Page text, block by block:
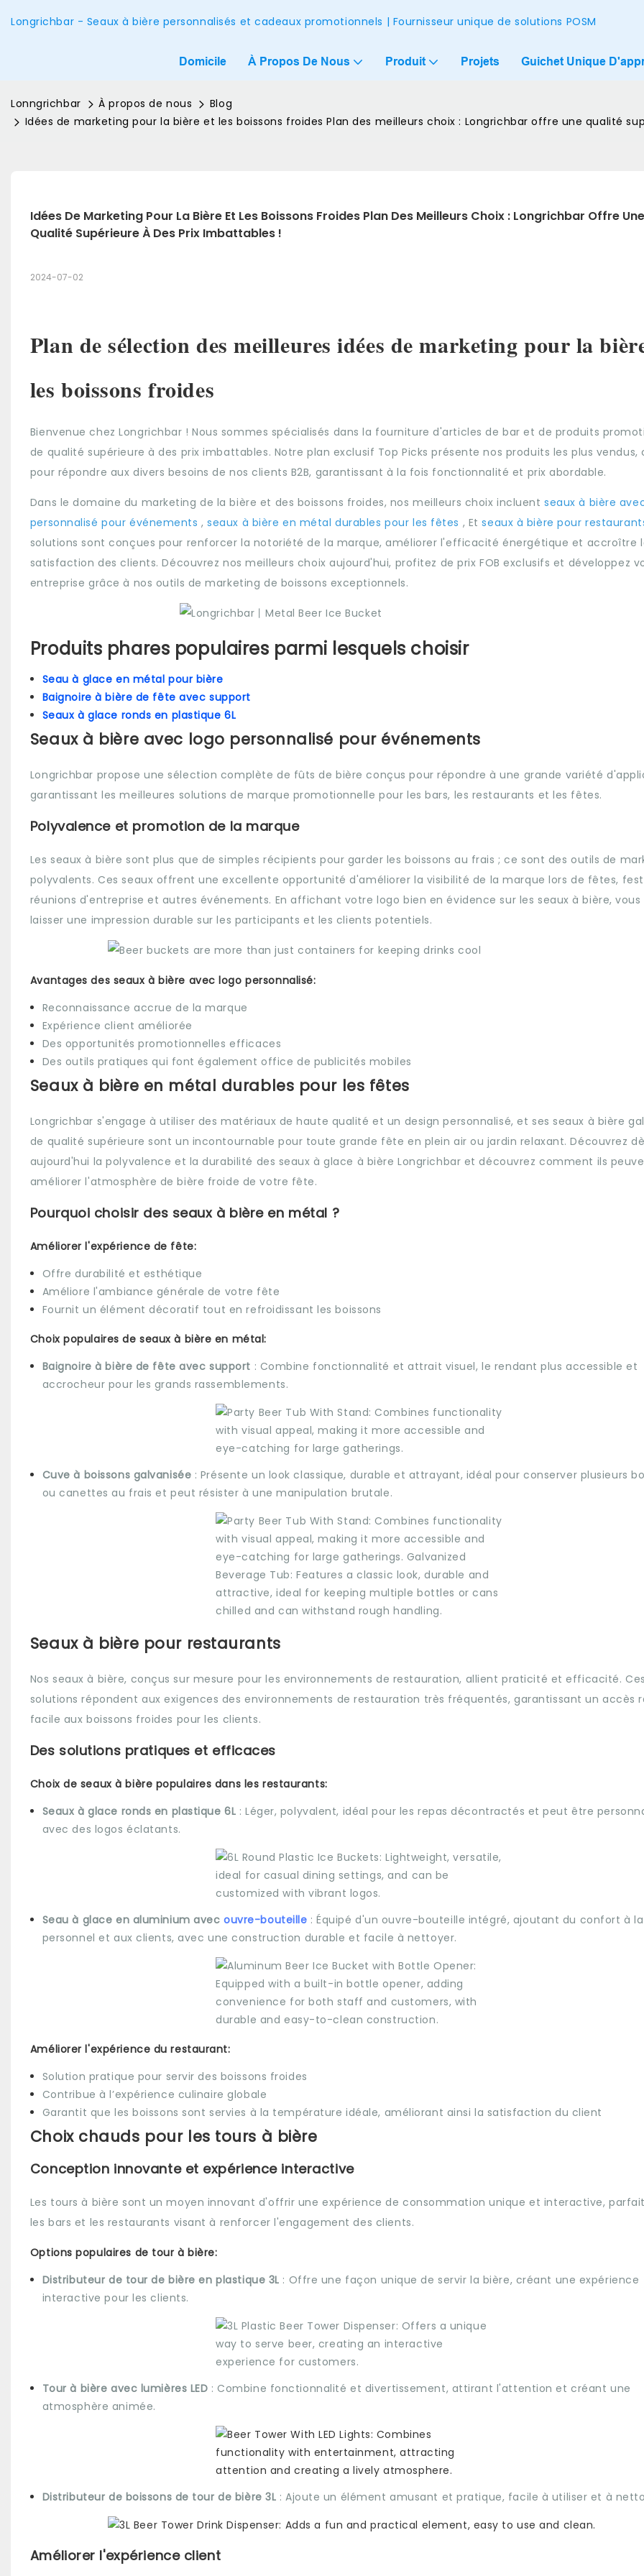
Longrichbar - Seaux à bière personnalisés et cadeaux promotionnels | Fournisseur unique de solutions POSM
Domicile À Propos De Nous Produit Projets Guichet Unique
Lonngrichbar À propos de nous
Blog
Idées de marketing pour la bière et les boissons froides Plan des meilleurs choix : Longrichbar offre une qualité
Idées De Marketing Pour La Bière Et Les Boissons Froides Plan Des Meilleurs Choix : Longrichbar Offre Une
Qualité Supérieure À Des Prix Imbattables !
2024-07-02
Plan de sélection des meilleures idées de marketing pour la
les boissons froides
Bienvenue chez Longrichbar ! Nous sommes spécialisés dans la fourniture d'articles de bar et de produits
de qualité supérieure à des prix imbattables. Notre plan exclusif Top Picks présente nos produits les plus vendus,
pour répondre aux divers besoins de nos clients B2B, garantissant à la fois fonctionnalité et prix abordable.
Dans le domaine du marketing de la bière et des boissons froides, nos meilleurs choix incluentseaux à bière
personnalisé pour événements,seaux à bière en métal durables pour les fêtes , Etseaux à bière pour
solutions sont conçues pour renforcer la notoriété de la marque, améliorer l'efficacité énergétique et accroître
satisfaction des clients. Découvrez nos meilleurs choix aujourd'hui, profitez de prix FOB exclusifs et développez
entreprise grâce à nos outils de marketing de boissons exceptionnels.
Produits phares populaires parmi lesquels choisir
Seau à glace en métal pour bière
Baignoire à bière de fête avec support
Seaux à glace ronds en plastique 6L
Seaux à bière avec logo personnalisé pour événements
Longrichbar propose une sélection complète de fûts de bière conçus pour répondre à une grande variété
garantissant les meilleures solutions de marque promotionnelle pour les bars, les restaurants et les fêtes.
Polyvalence et promotion de la marque
Les seaux à bière sont plus que de simples récipients pour garder les boissons au frais ; ce sont des outils de
polyvalents. Ces seaux offrent une excellente opportunité d'améliorer la visibilité de la marque lors de fêtes,
réunions d'entreprise et autres événements. En affichant votre logo bien en évidence sur les seaux à bière, vous
laisser une impression durable sur les participants et les clients potentiels.
Avantages des seaux à bière avec logo personnalisé:
Reconnaissance accrue de la marque
Expérience client améliorée
Des opportunités promotionnelles efficaces
Des outils pratiques qui font également office de publicités mobiles
Seaux à bière en métal durables pour les fêtes
Longrichbar s'engage à utiliser des matériaux de haute qualité et un design personnalisé, et ses seaux à bière
de qualité supérieure sont un incontournable pour toute grande fête en plein air ou jardin relaxant. Découvrez
aujourd'hui la polyvalence et la durabilité des seaux à glace à bière Longrichbar et découvrez comment ils
améliorer l'atmosphère de bière froide de votre fête.
Pourquoi choisir des seaux à bière en métal ?
Améliorer l'expérience de fête:
Offre durabilité et esthétique
Améliore l'ambiance générale de votre fête
Fournit un élément décoratif tout en refroidissant les boissons
Choix populaires de seaux à bière en métal:
Baignoire à bière de fête avec support : Combine fonctionnalité et attrait visuel, le rendant plus accessible et
accrocheur pour les grands rassemblements.
Cuve à boissons galvanisée : Présente un look classique, durable et attrayant, idéal pour conserver plusieurs
ou canettes au frais et peut résister à une manipulation brutale.
Seaux à bière pour restaurants
Nos seaux à bière, conçus sur mesure pour les environnements de restauration, allient praticité et efficacité. Ces
solutions répondent aux exigences des environnements de restauration très fréquentés, garantissant un accès
facile aux boissons froides pour les clients.
Des solutions pratiques et efficaces
Choix de seaux à bière populaires dans les restaurants:
Seaux à glace ronds en plastique 6L : Léger, polyvalent, idéal pour les repas décontractés et peut être
avec des logos éclatants.
Seau à glace en aluminium avecouvre-bouteille : Équipé d'un ouvre-bouteille intégré, ajoutant du confort à
personnel et aux clients, avec une construction durable et facile à nettoyer.
Améliorer l'expérience du restaurant:
Solution pratique pour servir des boissons froides
Contribue à l’expérience culinaire globale
Garantit que les boissons sont servies à la température idéale, améliorant ainsi la satisfaction du client
Choix chauds pour les tours à bière
Conception innovante et expérience interactive
Les tours à bière sont un moyen innovant d'offrir une expérience de consommation unique et interactive,
les bars et les restaurants visant à renforcer l'engagement des clients.
Options populaires de tour à bière:
Distributeur de tour de bière en plastique 3L : Offre une façon unique de servir la bière, créant une expérience
interactive pour les clients.
Tour à bière avec lumières LED : Combine fonctionnalité et divertissement, attirant l'attention et créant une
atmosphère animée.
Distributeur de boissons de tour de bière 3L : Ajoute un élément amusant et pratique, facile à utiliser et à
Améliorer l'expérience client